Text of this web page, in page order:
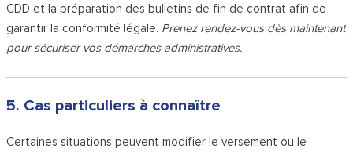
CDD et la préparation des bulletins de fin de contrat afin de
garantir la conformité légale. Prenez rendez-vous dès maintenant
pour sécuriser vos démarches administratives.
5. Cas particuliers à connaître
Certaines situations peuvent modifier le versement ou le